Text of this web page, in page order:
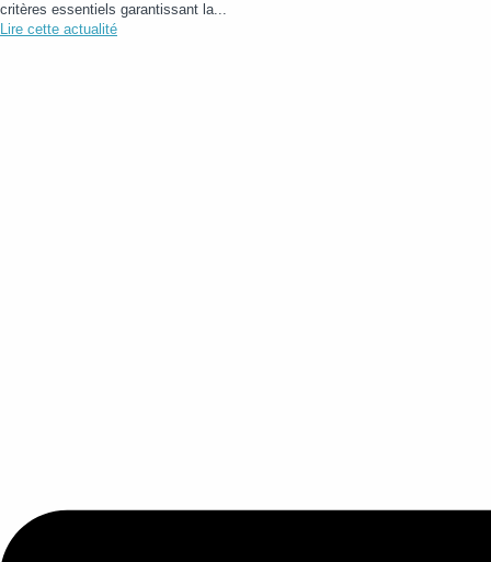
critères essentiels garantissant la...
Lire cette actualité